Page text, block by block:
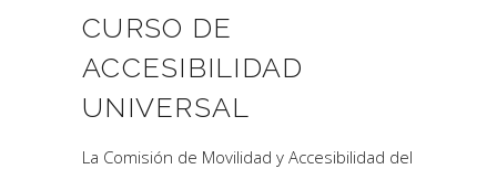
CURSO DE
ACCESIBILIDAD
UNIVERSAL
La Comisión de Movilidad y Accesibilidad del